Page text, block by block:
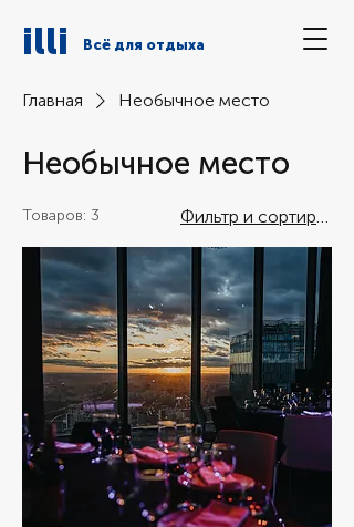
Всё для отдыха
illi
Главная Необычное место
Необычное место
Товаров: 3 Фильтр и сортировка